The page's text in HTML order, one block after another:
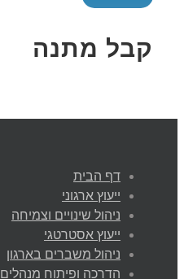
קבל מתנה
דף הבית
ייעוץ ארגוני
ניהול שינויים וצמיחה
ייעוץ אסטרטגי
ניהול משברים בארגון
הדרכה ופיתוח מנהלים